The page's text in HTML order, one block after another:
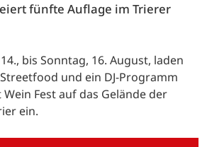
fünfte Auflage im Trierer
bis Sonntag, 16. August, laden
und ein DJ-Programm
Fest auf das Gelände der
ein.